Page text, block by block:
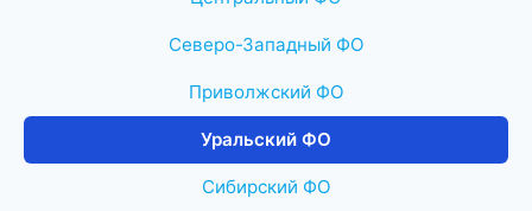
Северо-Западный ФО
Приволжский ФО
Уральский ФО
Сибирский ФО